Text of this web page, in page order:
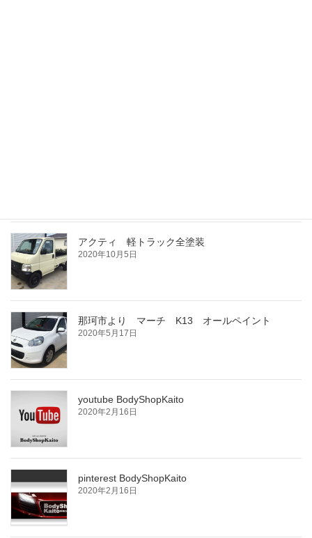
アクティ 軽トラック全塗装
2020年10月5日
那珂市より マーチ K13 オールペイント
2020年5月17日
youtube BodyShopKaito
2020年2月16日
pinterest BodyShopKaito
2020年2月16日